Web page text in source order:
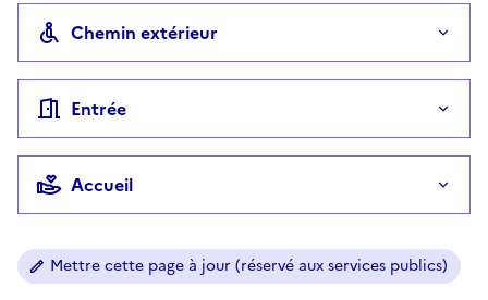
Chemin extérieur
Entrée
Accueil
Mettre cette page à jour (réservé aux services publics)